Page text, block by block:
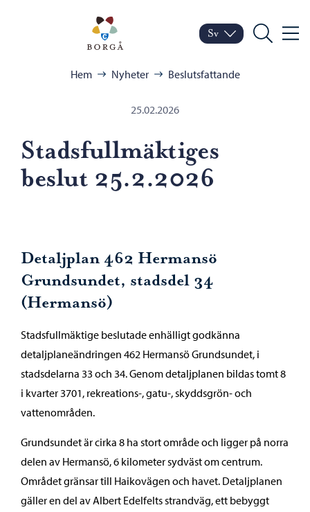
Porvoo – Gå till
Byt språk
Nuvarande språk:
Sv
Sök Meny
Hem Nyheter Beslutsfattande
25.02.2026
Stadsfullmäktiges
beslut 25.2.2026
Detaljplan 462 Hermansö
Grundsundet, stadsdel 34
(Hermansö)
Stadsfullmäktige beslutade enhälligt godkänna
detaljplaneändringen 462 Hermansö Grundsundet, i
stadsdelarna 33 och 34. Genom detaljplanen bildas tomt 8
i kvarter 3701, rekreations-, gatu-, skyddsgrön- och
vattenområden.
Grundsundet är cirka 8 ha stort område och ligger på norra
delen av Hermansö, 6 kilometer sydväst om centrum.
Området gränsar till Haikovägen och havet. Detaljplanen
gäller en del av Albert Edelfelts strandväg, ett bebyggt